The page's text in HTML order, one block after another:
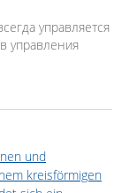
управляется
управления